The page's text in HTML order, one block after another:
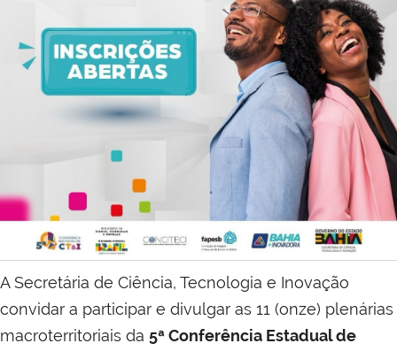
A Secretária de Ciência, Tecnologia e Inovação
convidar a participar e divulgar as 11 (onze) plenárias
macroterritoriais da 5ª Conferência Estadual de